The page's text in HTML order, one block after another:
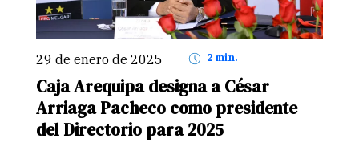
29 de enero de 2025 2 min.
Caja Arequipa designa a César
Arriaga Pacheco como presidente
del Directorio para 2025